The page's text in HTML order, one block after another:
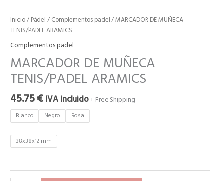
Inicio/Pádel /Complementos padel / MARCADOR DE MUÑECA
TENIS/PADEL ARAMICS
Complementos padel
MARCADOR DE MUÑECA
TENIS/PADEL ARAMICS
45.75€ IVA incluido+ Free Shipping
Blanco Negro Rosa
38x38x12 mm